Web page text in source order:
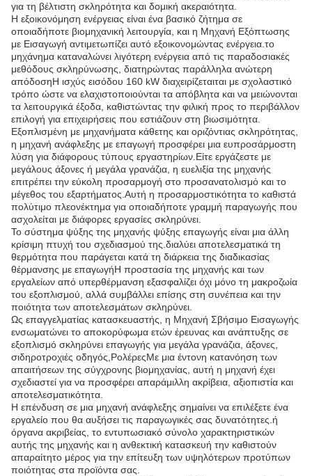
για τη βέλτιστη σκληρότητα και δομική ακεραιότητα.
Η εξοικονόμηση ενέργειας είναι ένα βασικό ζήτημα σε
οποιαδήποτε βιομηχανική λειτουργία, και η Μηχανή Εξόπτωσης
με Εισαγωγή αντιμετωπίζει αυτό εξοικονομώντας ενέργεια.το
μηχάνημα καταναλώνει λιγότερη ενέργεια από τις παραδοσιακές
μεθόδους σκληρύνωσης, διατηρώντας παράλληλα ανώτερη
απόδοσηΗ ισχύς εισόδου 160 kW διαχειρίζεταιται με σχολαστικό
τρόπο ώστε να ελαχιστοποιούνται τα απόβλητα και να μειώνονται
τα λειτουργικά έξοδα, καθιστώντας την φιλική προς το περιβάλλον
επιλογή για επιχειρήσεις που εστιάζουν στη βιωσιμότητα.
Εξοπλισμένη με μηχανήματα κάθετης και οριζόντιας σκληρότητας,
η μηχανή ανάφλεξης με επαγωγή προσφέρει μια ευπροσάρμοστη
λύση για διάφορους τύπους εργαστηρίων.Είτε εργάζεστε με
μεγάλους άξονες ή μεγάλα γρανάζια, η ευελιξία της μηχανής
επιτρέπει την εύκολη προσαρμογή στο προσανατολισμό και το
μέγεθος του εξαρτήματος.Αυτή η προσαρμοστικότητα το καθιστά
πολύτιμο πλεονέκτημα για οποιαδήποτε γραμμή παραγωγής που
ασχολείται με διάφορες εργασίες σκληρύνει.
Το σύστημα ψύξης της μηχανής ψύξης επαγωγής είναι μια άλλη
κρίσιμη πτυχή του σχεδιασμού της.διαλύει αποτελεσματικά τη
θερμότητα που παράγεται κατά τη διάρκεια της διαδικασίας
θέρμανσης με επαγωγήΗ προστασία της μηχανής και των
εργαλείων από υπερθέρμανση εξασφαλίζει όχι μόνο τη μακροζωία
του εξοπλισμού, αλλά συμβάλλει επίσης στη συνέπεια και την
ποιότητα των αποτελεσμάτων σκληρύνει.
Ως επαγγελματίας κατασκευαστής, η Μηχανή Σβήσιμο Εισαγωγής
ενσωματώνει το αποκορύφωμα ετών έρευνας και ανάπτυξης σε
εξοπλισμό σκληρύνει επαγωγής για μεγάλα γρανάζια, άξονες,
σιδηροτροχιές οδηγός,ΡολέρεςΜε μια έντονη κατανόηση των
απαιτήσεων της σύγχρονης βιομηχανίας, αυτή η μηχανή έχει
σχεδιαστεί για να προσφέρει απαράμιλλη ακρίβεια, αξιοπιστία και
αποτελεσματικότητα.
Η επένδυση σε μια μηχανή ανάφλεξης σημαίνει να επιλέξετε ένα
εργαλείο που θα αυξήσει τις παραγωγικές σας δυνατότητες.ή
όργανα ακριβείας, το εντυπωσιακό σύνολο χαρακτηριστικών
αυτής της μηχανής και η ανθεκτική κατασκευή την καθιστούν
απαραίτητο μέρος για την επίτευξη των υψηλότερων προτύπων
ποιότητας στα προϊόντα σας.